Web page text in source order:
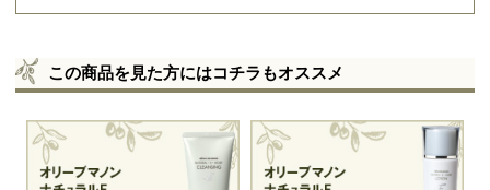
この商品を見た方にはコチラもオススメ